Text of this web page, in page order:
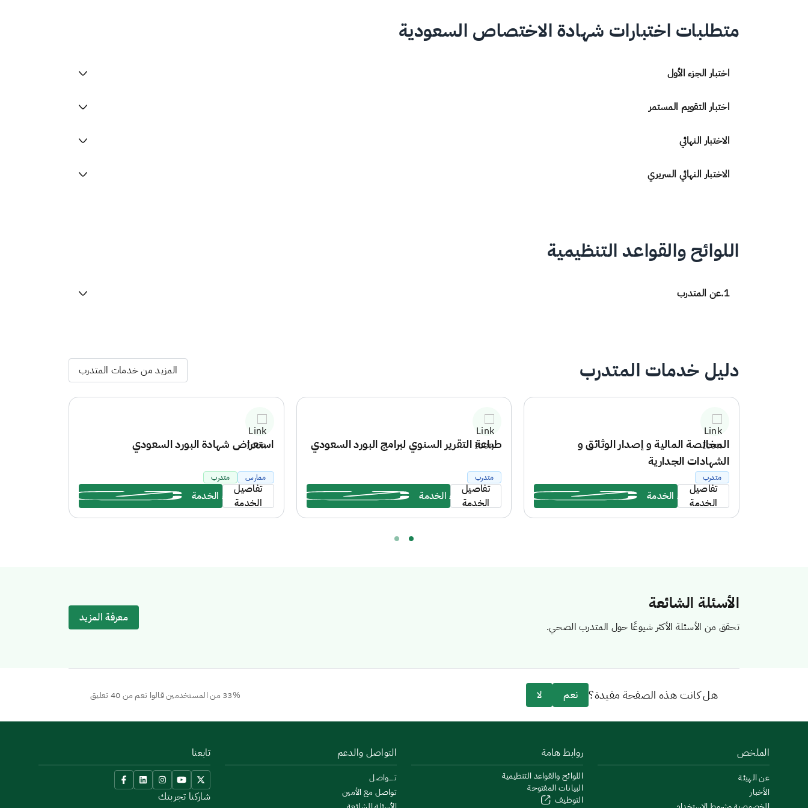
متطلبات اختبارات شهادة الاختصاص السعودية
اختبار الجزء الأول
اختبار التقويم المستمر
الاختبار النهائي
الاختبار النهائي السريري
اللوائح والقواعد التنظيمية
1. عن المتدرب
دليل خدمات المتدرب المزيد من خدمات المتدرب
المخالصة المالية و إصدار الوثائق و
الشهادات الجدارية
متدرب
تفاصيل
الخدمةبدء الخدمة
طباعة التقرير السنوي لبرامج البورد السعودي
متدرب
تفاصيل
الخدمةبدء الخدمة
استعراض شهادة البورد السعودي
ممارس متدرب
تفاصيل
الخدمةبدء الخدمة
الأسئلة الشائعة
تحقق من الأسئلة الأكثر شيوعًا حول المتدرب الصحي.
معرفة المزيد
هل كانت هذه الصفحة مفيدة؟ نعم لا 33% من المستخدمين قالوا نعم من 40 تعليق
الملخص
عن الهيئة
الأخبار
روابط هامة
اللوائح والقواعد التنظيمية
البيانات المفتوحة
التوظيف
التواصل والدعم
تــــواصل
تواصل مع الأمين
تابعنا
شاركنا تجربتك